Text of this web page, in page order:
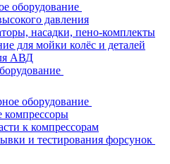
оборудование
давления
насадки, пено-комплекты
для мойки колёс и деталей
АВД
оборудование
к компрессорам
и тестирования форсунок